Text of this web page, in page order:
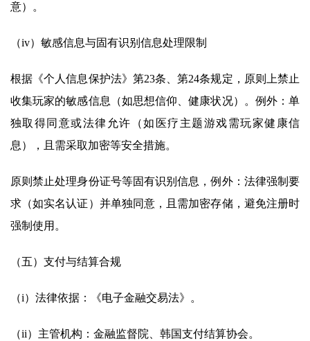
意）。
（iv）敏感信息与固有识别信息处理限制
根据《个人信息保护法》第23条、第24条规定，原则上禁止
收集玩家的敏感信息（如思想信仰、健康状况）。例外：单
独取得同意或法律允许（如医疗主题游戏需玩家健康信
息），且需采取加密等安全措施。
原则禁止处理身份证号等固有识别信息，例外：法律强制要
求（如实名认证）并单独同意，且需加密存储，避免注册时
强制使用。
（五）支付与结算合规
（i）法律依据：《电子金融交易法》。
（ii）主管机构：金融监督院、韩国支付结算协会。